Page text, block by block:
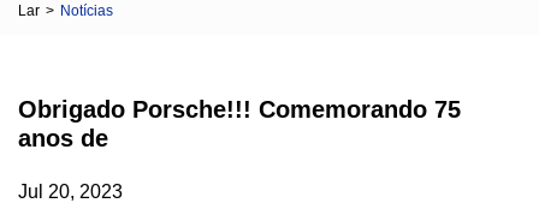
Lar > Notícias
Obrigado Porsche!!! Comemorando 75
anos de
Jul 20, 2023